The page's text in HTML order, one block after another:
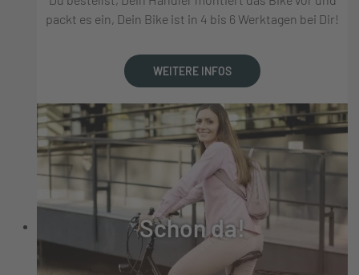
packt es ein, Dein Bike ist in 4 bis 6 Werktagen bei Dir!
WEITERE INFOS
Schon da!